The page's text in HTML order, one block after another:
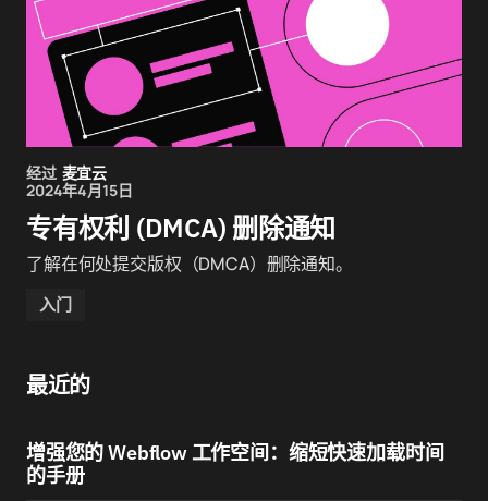
经过 麦宜云
2024年4月15日
专有权利 (DMCA) 删除通知
了解在何处提交版权（DMCA）删除通知。
入门
最近的
增强您的 Webflow 工作空间：缩短快速加载时间
的手册